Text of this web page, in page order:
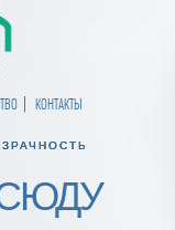
КОНТАКТЫ